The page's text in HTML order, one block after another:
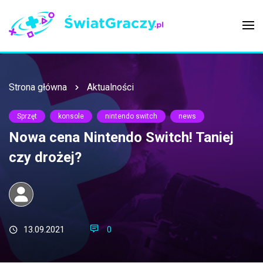
Strona główna Aktualności
Sprzęt konsole nintendo switch news
Nowa cena Nintendo Switch! Taniej
czy drożej?
13.09.2021 0